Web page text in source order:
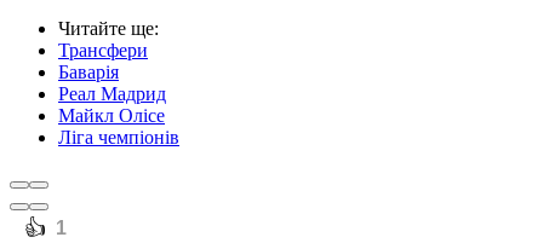
Читайте ще:
Трансфери
Баварія
Реал Мадрид
Майкл Олісе
Ліга чемпіонів
️👍 1